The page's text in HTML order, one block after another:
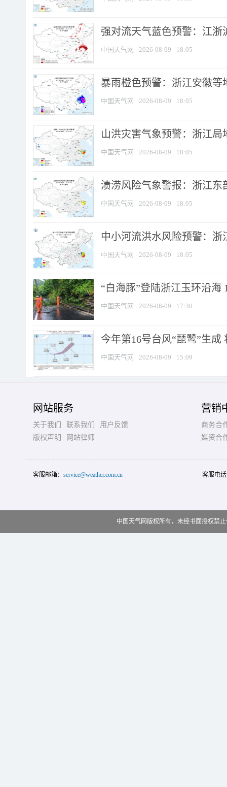
强对流天气蓝色预警：江浙
中国天气网 2026-08-09 18:05
暴雨橙色预警：浙江安徽等
中国天气网 2026-08-09 18:05
山洪灾害气象预警：浙江
中国天气网 2026-08-09 18:05
渍涝风险气象警报：浙江
中国天气网 2026-08-09 18:05
中小河流洪水风险预警：
中国天气网 2026-08-09 18:05
“白海豚”登陆浙江玉环沿海
中国天气网 2026-08-09 17:30
今年第16号台风“琵鹭”生
中国天气网 2026-08-09 15:09
网站服务
关于我们 联系我们
用户反馈
版权声明
网站律师
营销
商务合
媒资合
客服邮箱： service@weather.com.cn 客服电
中国天气网版权所有，未经书面授权